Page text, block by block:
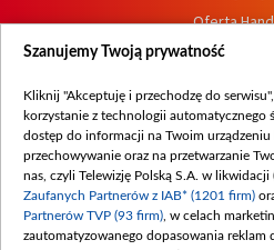
Oferta
Procedura zgłoszeń
Szanujemy Twoją prywatność
Kliknij "Akceptuję i przechodzę do
korzystanie z technologii automatycznego
dostęp do informacji na Twoim
przechowywanie oraz na przetwarzanie
nas, czyli Telewizję Polską S.A. w likwidacji
Zaufanych Partnerów z IAB* (1201 firm)
Partnerów TVP (93 firm) , w celach
zautomatyzowanego dopasowania reklam